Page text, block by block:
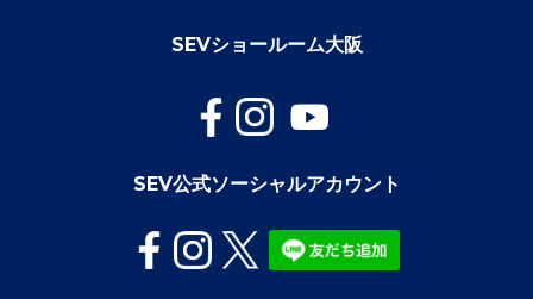
SEVショールーム大阪
SEV公式ソーシャルアカウント